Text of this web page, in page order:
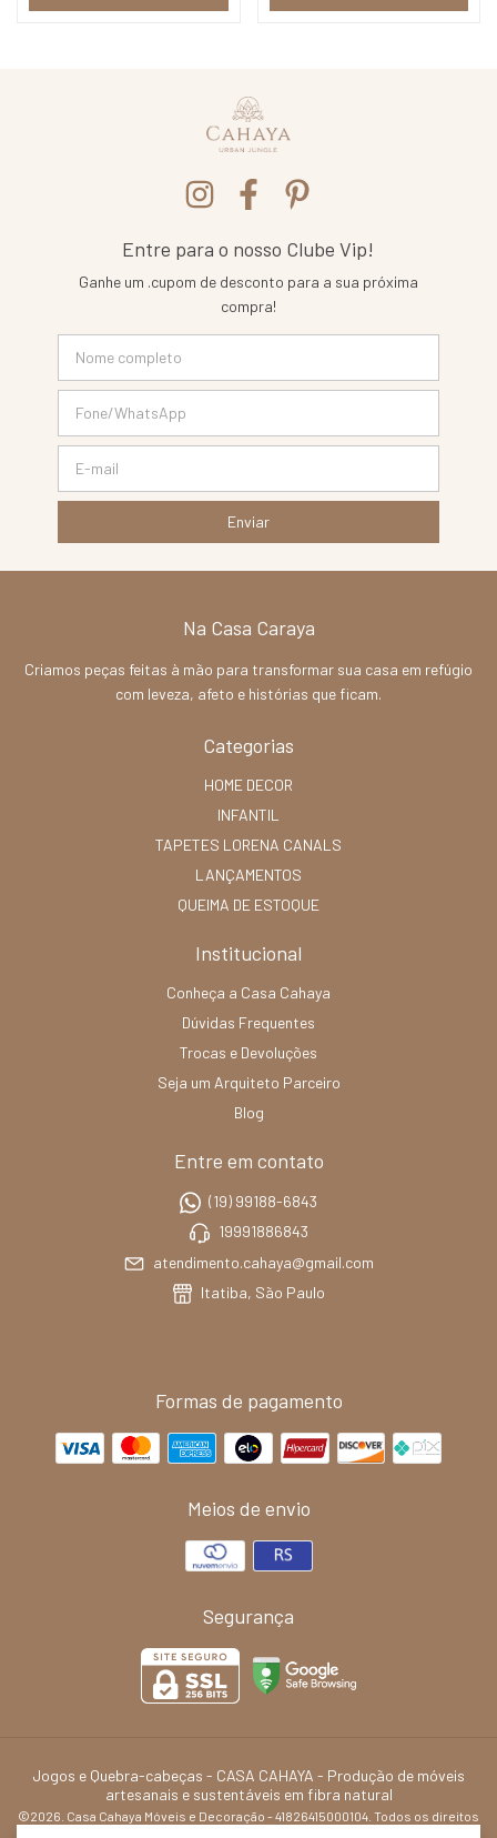
Entre para o nosso Clube Vip!
Ganhe um .cupom de desconto para a sua próxima
compra!
Na Casa Caraya
Criamos peças feitas à mão para transformar sua casa em refúgio
com leveza, afeto e histórias que ficam.
Categorias
HOME DECOR
INFANTIL
TAPETES LORENA CANALS
LANÇAMENTOS
QUEIMA DE ESTOQUE
Institucional
Conheça a Casa Cahaya
Dúvidas Frequentes
Trocas e Devoluções
Seja um Arquiteto Parceiro
Blog
Entre em contato
(19) 99188-6843
19991886843
atendimento.cahaya@gmail.com
Itatiba, São Paulo
Formas de pagamento
Meios de envio
Segurança
Jogos e Quebra-cabeças - CASA CAHAYA - Produção de móveis
artesanais e sustentáveis em fibra natural
©2026. Casa Cahaya Móveis e Decoração - 41826415000104. Todos os direitos